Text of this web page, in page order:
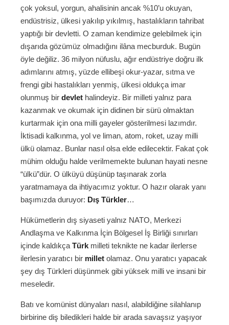
çok yoksul, yorgun, ahalisinin ancak %10’u okuyan,
endüstrisiz, ülkesi yakılıp yıkılmış, hastalıkların tahribat
yaptığı bir devletti. O zaman kendimize gelebilmek için
dışarıda gözümüz olmadığını ilâna mecburduk. Bugün
öyle değiliz. 36 milyon nüfuslu, ağır endüstriye doğru ilk
adımlarını atmış, yüzde ellibeşi okur-yazar, sıtma ve
frengi gibi hastalıkları yenmiş, ülkesi oldukça imar
olunmuş bir devlet halindeyiz. Bir milleti yalnız para
kazanmak ve okumak için didinen bir sürü olmaktan
kurtarmak için ona milli gayeler gösterilmesi lazımdır.
İktisadi kalkınma, yol ve liman, atom, roket, uzay milli
ülkü olamaz. Bunlar nasıl olsa elde edilecektir. Fakat çok
mühim olduğu halde verilmemekte bulunan hayati nesne
“ülkü”dür. O ülküyü düşünüp taşınarak zorla
yaratmamaya da ihtiyacımız yoktur. O hazır olarak yanı
başımızda duruyor: Dış Türkler…
Hükümetlerin dış siyaseti yalnız NATO, Merkezi
Andlaşma ve Kalkınma İçin Bölgesel İş Birliği sınırları
içinde kaldıkça Türk milleti teknikte ne kadar ilerlerse
ilerlesin yaratıcı bir millet olamaz. Onu yaratıcı yapacak
şey dış Türkleri düşünmek gibi yüksek milli ve insani bir
meseledir.
Batı ve komünist dünyaları nasıl, alabildiğine silahlanıp
birbirine diş biledikleri halde bir arada savaşsız yaşıyor